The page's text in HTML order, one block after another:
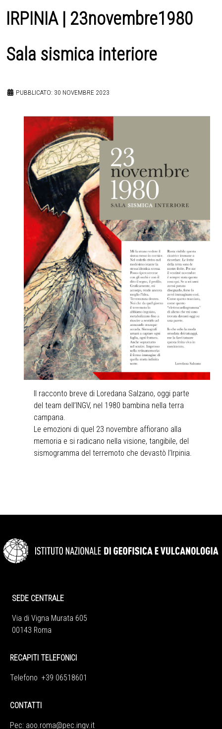
IRPINIA | 23novembre1980
Sala sismica interiore
PUBBLICATO: 30 NOVEMBRE 2023
Il racconto breve di Loredana Salzano, oggi parte
del team dell’INGV, nel 1980 bambina nella terra
campana.
Le emozioni di quel 23 novembre affiorano alla
memoria e si radicano nella visione, tangibile, del
sismogramma del terremoto che devastò l’Irpinia.
SEDE CENTRALE
Via di Vigna Murata 605
00143 Roma
RECAPITI TELEFONICI
Telefono +39 06518601
CONTATTI
Pec: aoo.roma@pec.ingv.it